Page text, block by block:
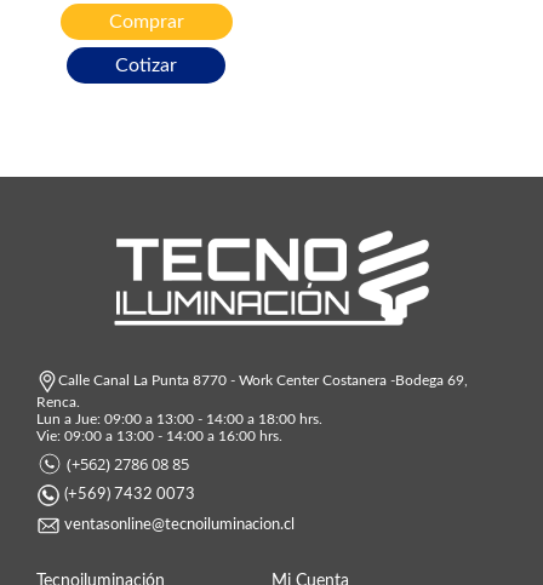
Cotizar
Comprar
Calle Canal La Punta 8770 - Work Center Costanera -Bodega 69,
Renca.
Lun a Jue: 09:00 a 13:00 - 14:00 a 18:00 hrs.
Vie: 09:00 a 13:00 - 14:00 a 16:00 hrs.
(+562) 2786 08 85
(+569) 7432 0073
ventasonline@tecnoiluminacion.cl
Tecnoiluminación Mi Cuenta